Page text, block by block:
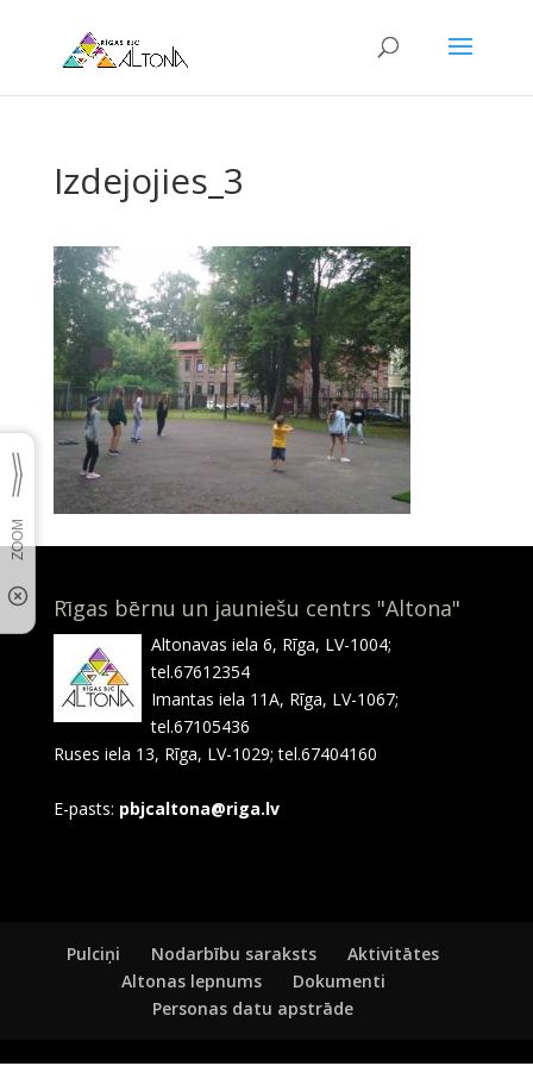
Izdejojies_3
Rīgas bērnu un jauniešu centrs "Altona"
Altonavas iela 6, Rīga, LV-1004;
tel.67612354
Imantas iela 11A, Rīga, LV-1067;
tel.67105436
Ruses iela 13, Rīga, LV-1029; tel.67404160
E-pasts: pbjcaltona@riga.lv
Pulciņi Nodarbību saraksts
Aktivitātes
Altonas lepnums
Dokumenti
Personas datu apstrāde